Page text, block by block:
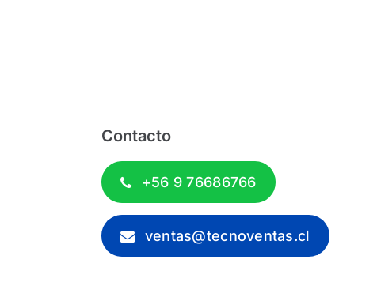
Contacto
+56 9 76686766
ventas@tecnoventas.cl